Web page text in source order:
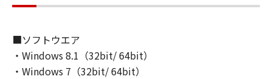
■ソフトウエア
・Windows 8.1（32bit/ 64bit）
・Windows 7（32bit/ 64bit）